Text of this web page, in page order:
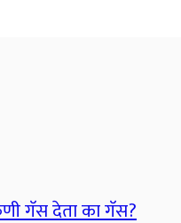
गॅस देता का गॅस?